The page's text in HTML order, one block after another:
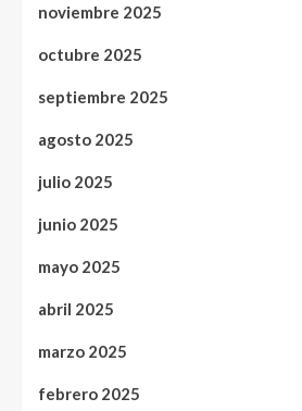
noviembre 2025
octubre 2025
septiembre 2025
agosto 2025
julio 2025
junio 2025
mayo 2025
abril 2025
marzo 2025
febrero 2025